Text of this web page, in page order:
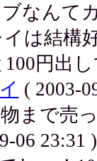
なんて
は結構
円出
( 2003-
まで売
06 23:31 )